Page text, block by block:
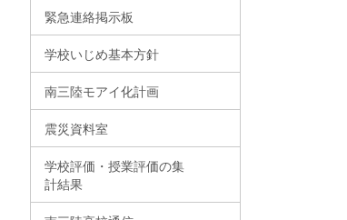
緊急連絡掲示板
学校いじめ基本方針
南三陸モアイ化計画
震災資料室
学校評価・授業評価の集
計結果